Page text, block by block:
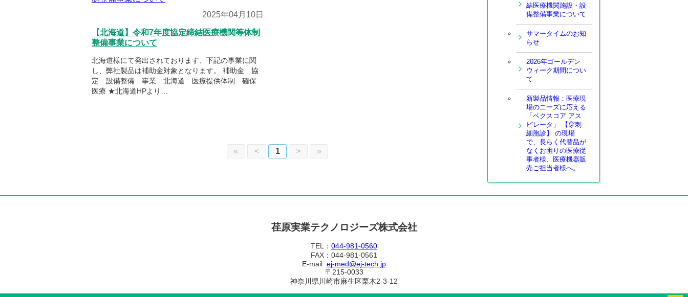
2025年04月10日
【北海道】令和7年度協定締結医療機関等体制
整備事業について
北海道様にて発出されております、下記の事業に関
し、弊社製品は補助金対象となります。 補助金 協
定 設備整備 事業 北海道 医療提供体制 確保
医療 ★北海道HPより…
« < 1 > »
結医療機関施設・設
備整備事業について
サマータイムのお知
らせ
2026年ゴールデン
ウィーク期間につい
て
新製品情報：医療現
場のニーズに応える
「ベクスコア アス
ピレータ」 【穿刺
細胞診】 の現場
で、長らく代替品が
なくお困りの医療従
事者様、医療機器販
売ご担当者様へ。
荏原実業テクノロジーズ株式会社
TEL： 044-981-0560
FAX：044-981-0561
E-mail: ej-med@ej-tech.jp
〒215-0033
神奈川県川崎市麻生区栗木2-3-12